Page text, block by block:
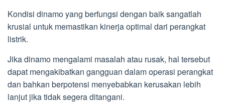
Kondisi dinamo yang berfungsi dengan baik sangatlah
krusial untuk memastikan kinerja optimal dari perangkat
listrik.
Jika dinamo mengalami masalah atau rusak, hal tersebut
dapat mengakibatkan gangguan dalam operasi perangkat
dan bahkan berpotensi menyebabkan kerusakan lebih
lanjut jika tidak segera ditangani.